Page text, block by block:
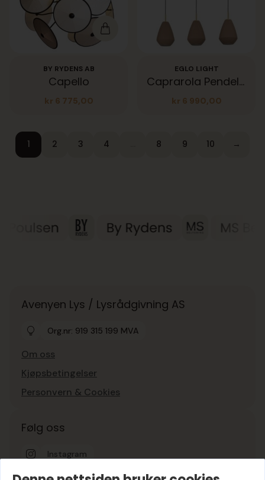
BY RYDENS AB
Capello
kr 6 775,00
EGLO LIGHT
Caprarola Pendelrekke
kr 6 990,00
1 2 3 4 8 9 10 →
Avenyen Lys / Lysrådgivning AS
Org.nr: 919 315 199 MVA
Om oss
Kjøpsbetingelser
Personvern & Cookies
Følg oss
Instagram